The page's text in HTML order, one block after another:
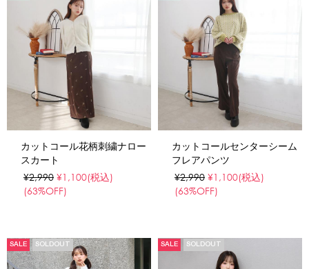
カットコール花柄刺繍ナロー
スカート
¥2,990 ¥1,100(税込)
(63%OFF)
カットコールセンターシーム
フレアパンツ
¥2,990 ¥1,100(税込)
(63%OFF)
SALE SOLDOUT SALE SOLDOUT